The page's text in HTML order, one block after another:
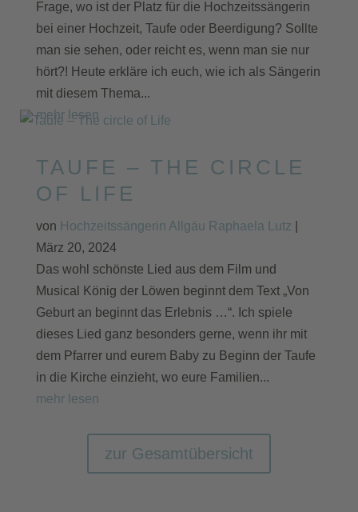
Frage, wo ist der Platz für die Hochzeitssängerin
bei einer Hochzeit, Taufe oder Beerdigung? Sollte
man sie sehen, oder reicht es, wenn man sie nur
hört?! Heute erkläre ich euch, wie ich als Sängerin
mit diesem Thema...
mehr lesen
TAUFE – THE CIRCLE
OF LIFE
von Hochzeitssängerin Allgäu Raphaela Lutz
März 20, 2024
Das wohl schönste Lied aus dem Film und
Musical König der Löwen beginnt dem Text „Von
Geburt an beginnt das Erlebnis …“. Ich spiele
dieses Lied ganz besonders gerne, wenn ihr mit
dem Pfarrer und eurem Baby zu Beginn der Taufe
in die Kirche einzieht, wo eure Familien...
mehr lesen
zur Gesamtübersicht